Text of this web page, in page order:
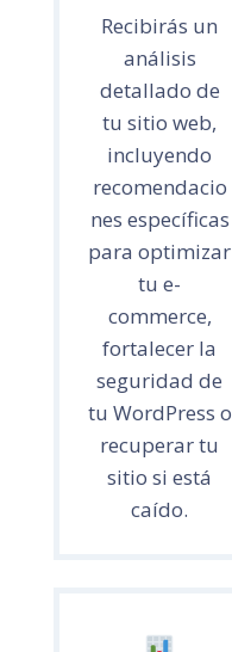
Recibirás un
análisis
detallado de
tu sitio web,
incluyendo
recomendacio
nes específicas
para optimizar
tu e-
commerce,
fortalecer la
seguridad de
tu WordPress o
recuperar tu
sitio si está
caído.